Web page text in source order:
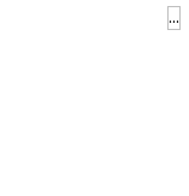
...